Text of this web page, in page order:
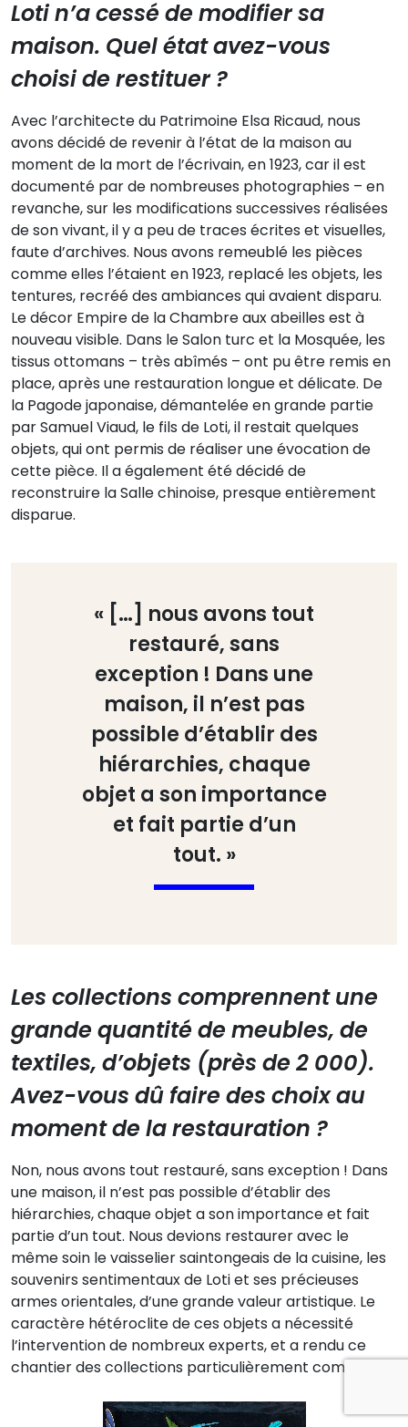
Loti n’a cessé de modifier sa
maison. Quel état avez-vous
choisi de restituer ?
Avec l’architecte du Patrimoine Elsa Ricaud, nous
avons décidé de revenir à l’état de la maison au
moment de la mort de l’écrivain, en 1923, car il est
documenté par de nombreuses photographies – en
revanche, sur les modifications successives réalisées
de son vivant, il y a peu de traces écrites et visuelles,
faute d’archives. Nous avons remeublé les pièces
comme elles l’étaient en 1923, replacé les objets, les
tentures, recréé des ambiances qui avaient disparu.
Le décor Empire de la Chambre aux abeilles est à
nouveau visible. Dans le Salon turc et la Mosquée, les
tissus ottomans – très abîmés – ont pu être remis en
place, après une restauration longue et délicate. De
la Pagode japonaise, démantelée en grande partie
par Samuel Viaud, le fils de Loti, il restait quelques
objets, qui ont permis de réaliser une évocation de
cette pièce. Il a également été décidé de
reconstruire la Salle chinoise, presque entièrement
disparue.
« […] nous avons tout
restauré, sans
exception ! Dans une
maison, il n’est pas
possible d’établir des
hiérarchies, chaque
objet a son importance
et fait partie d’un
tout. »
Les collections comprennent une
grande quantité de meubles, de
textiles, d’objets (près de 2 000).
Avez-vous dû faire des choix au
moment de la restauration ?
Non, nous avons tout restauré, sans exception ! Dans
une maison, il n’est pas possible d’établir des
hiérarchies, chaque objet a son importance et fait
partie d’un tout. Nous devions restaurer avec le
même soin le vaisselier saintongeais de la cuisine, les
souvenirs sentimentaux de Loti et ses précieuses
armes orientales, d’une grande valeur artistique. Le
caractère hétéroclite de ces objets a nécessité
l’intervention de nombreux experts, et a rendu ce
chantier des collections particulièrement complexe !